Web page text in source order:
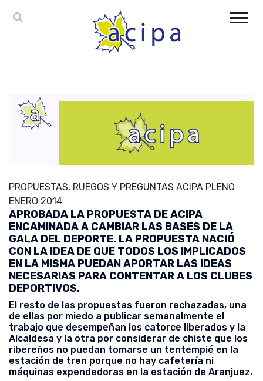
PROPUESTAS, RUEGOS Y PREGUNTAS ACIPA PLENO
ENERO 2014
APROBADA LA PROPUESTA DE ACIPA
ENCAMINADA A CAMBIAR LAS BASES DE LA
GALA DEL DEPORTE. LA PROPUESTA NACIÓ
CON LA IDEA DE QUE TODOS LOS IMPLICADOS
EN LA MISMA PUEDAN APORTAR LAS IDEAS
NECESARIAS PARA CONTENTAR A LOS CLUBES
DEPORTIVOS.
El resto de las propuestas fueron rechazadas, una
de ellas por miedo a publicar semanalmente el
trabajo que desempeñan los catorce liberados y la
Alcaldesa y la otra por considerar de chiste que los
ribereños no puedan tomarse un tentempié en la
estación de tren porque no hay cafetería ni
máquinas expendedoras en la estación de Aranjuez.